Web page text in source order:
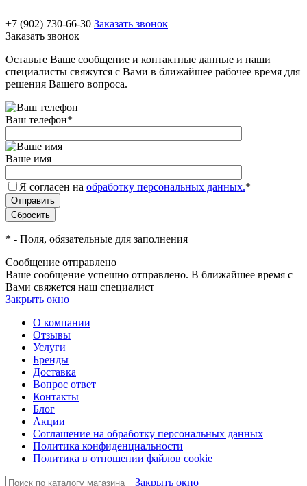
+7 (902) 730-66-30 Заказать звонок
Заказать звонок
Оставьте Ваше сообщение и контактные данные и наши
специалисты свяжутся с Вами в ближайшее рабочее время для
решения Вашего вопроса.
Ваш телефон*
Ваше имя
Я согласен на обработку персональных данных.*
* - Поля, обязательные для заполнения
Сообщение отправлено
Ваше сообщение успешно отправлено. В ближайшее время с
Вами свяжется наш специалист
Закрыть окно
О компании
Отзывы
Услуги
Бренды
Доставка
Вопрос ответ
Контакты
Блог
Акции
Соглашение на обработку персональных данных
Политика конфиденциальности
Политика в отношении файлов cookie
Закрыть окно